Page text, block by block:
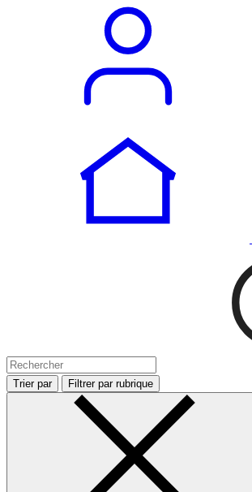
Trier par Filtrer par rubrique